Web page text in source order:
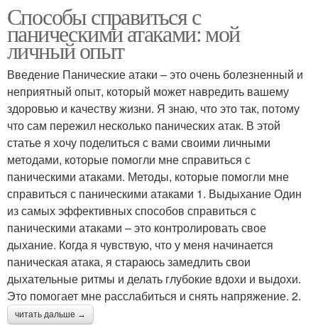
Способы справиться с
паническими атаками: мой
личный опыт
Введение Панические атаки – это очень болезненный и
неприятный опыт, который может навредить вашему
здоровью и качеству жизни. Я знаю, что это так, потому
что сам пережил несколько панических атак. В этой
статье я хочу поделиться с вами своими личными
методами, которые помогли мне справиться с
паническими атаками. Методы, которые помогли мне
справиться с паническими атаками 1. Выдыхание Один
из самых эффективных способов справиться с
паническими атаками – это контролировать свое
дыхание. Когда я чувствую, что у меня начинается
паническая атака, я стараюсь замедлить свои
дыхательные ритмы и делать глубокие вдохи и выдохи.
Это помогает мне расслабиться и снять напряжение. 2.
читать дальше →